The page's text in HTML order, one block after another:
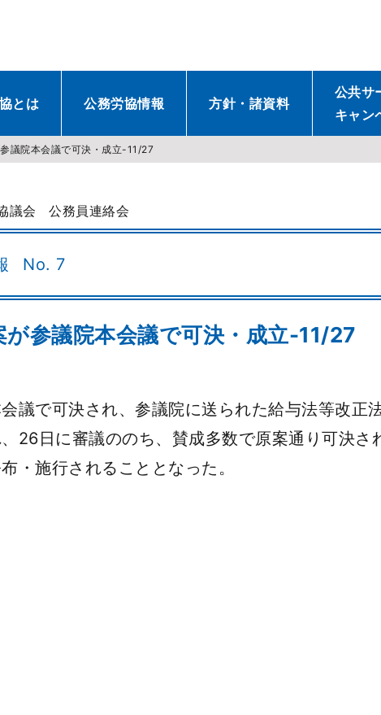
とは 公務労協情報 方針・諸資料
公共サ
キャン
議院本会議で可決・成立-11/27
議会 公務員連絡会
No. 7
が参議院本会議で可決・成立-11/27
議で可決され、参議院に送られた給与法等改正
26日に審議ののち、賛成多数で原案通り可決さ
・施行されることとなった。